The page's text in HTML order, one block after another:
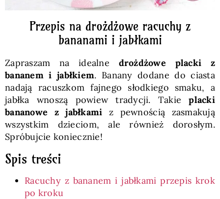
Zdrowo i fit
SKLEP
Polski
Przepis na drożdżowe racuchy z
bananami i jabłkami
Zapraszam na idealne drożdżowe placki z
bananem i jabłkiem. Banany dodane do ciasta
nadają racuszkom fajnego słodkiego smaku, a
jabłka wnoszą powiew tradycji. Takieplacki
bananowe z jabłkami z pewnością zasmakują
wszystkim dzieciom, ale również dorosłym.
Spróbujcie koniecznie!
Spis treści
Racuchy z bananem i jabłkami przepis krok
po kroku